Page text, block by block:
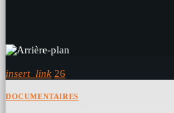
insert_link 26
DOCUMENTAIRES